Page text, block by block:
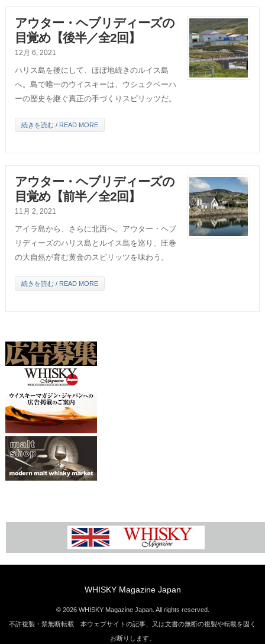
アウター・ヘブリディーズの
目覚め【後半／全2回】
12月 6, 2021
ハリス島を後にして、ほぼ地続きのルイス島
へ。島で唯一のウイスキーは、ウシュクベーハ
ーの歴史を継ぐ真正の手づくりスピリッツだ。
続きを読む / READ MORE
アウター・ヘブリディーズの
目覚め【前半／全2回】
11月 2, 2021
アイラ島から、さらに北西へ。アウター・ヘブ
リディーズのハリス島とルイス島を巡り、圧巻
の大自然が育む黄金のスピリッツを味わう。
続きを読む / READ MORE
WHISKY Magazine Japan
© 2026 WHISKY Magazine Japan. All rights reserved.
不許複製・禁無断転載 本ウェブサイトの記事、又は文書の無断の複製や転載を固く
お断りします。